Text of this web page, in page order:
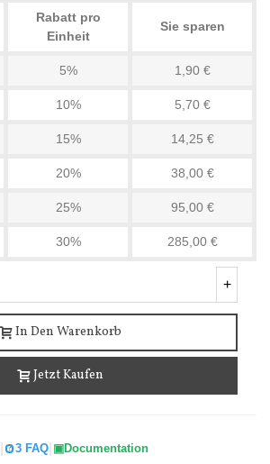
Rabatt pro
Einheit
Sie sparen
5% 1,90 €
10% 5,70 €
15% 14,25 €
20% 38,00 €
25% 95,00 €
30% 285,00 €
+
In Den Warenkorb
Jetzt Kaufen
3 FAQ Documentation